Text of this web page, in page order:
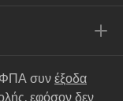
ΦΠΑ συν έξοδα
εφόσον δεν